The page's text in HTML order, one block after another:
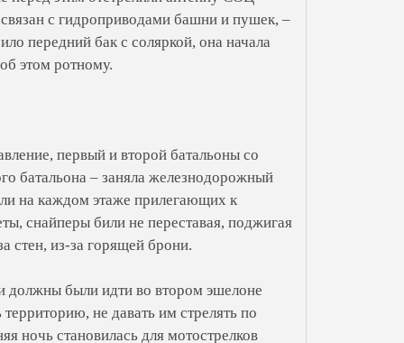
с гидроприводами башни и пушек, –
передний бак с соляркой, она начала
этом ротному.
первый и второй батальоны со
батальона – заняла железнодорожный
на каждом этаже прилегающих к
снайперы били не переставая, поджигая
стен, из-за горящей брони.
должны были идти во втором эшелоне
не давать им стрелять по
ночь становилась для мотострелков